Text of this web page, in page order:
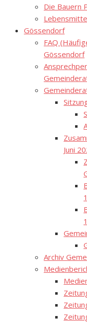
Die Bauern
Gössendorf
FAQ
Gössendorf
Juni
Archiv